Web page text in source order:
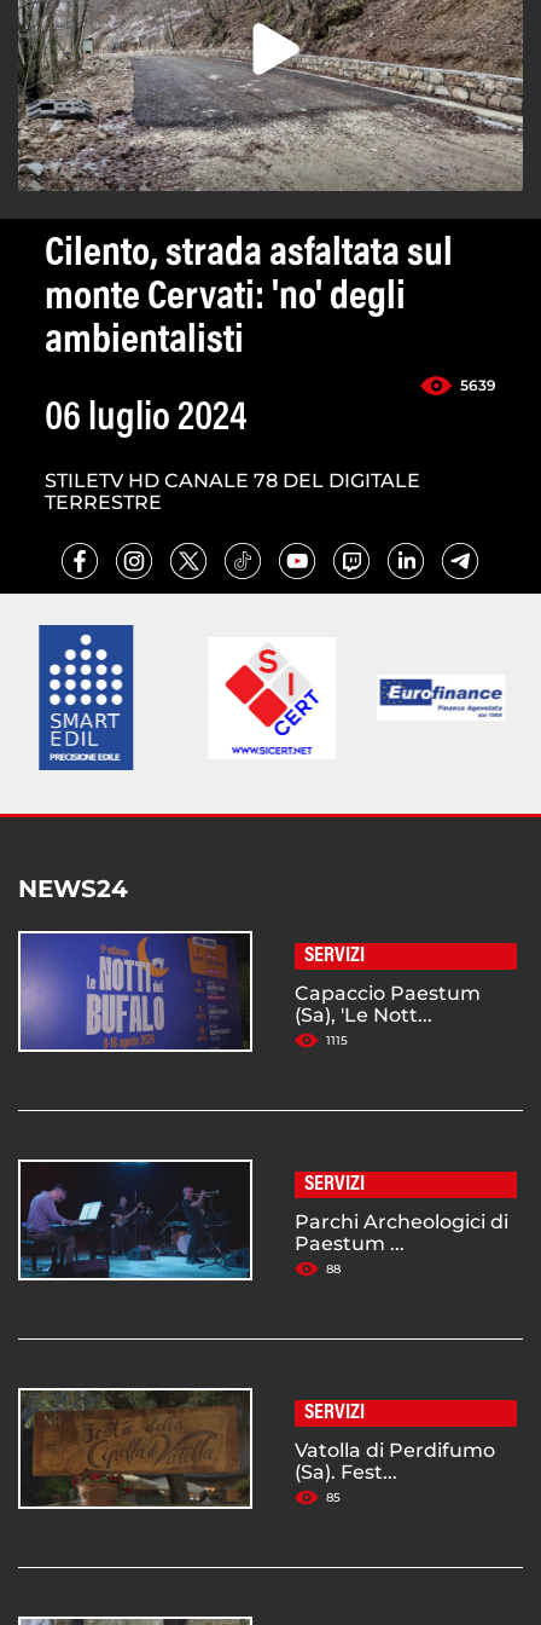
Cilento, strada asfaltata sul
monte Cervati: 'no' degli
ambientalisti
5639
06 luglio 2024
STILETV HD CANALE 78 DEL DIGITALE
TERRESTRE
NEWS24
SERVIZI
Capaccio Paestum
(Sa), 'Le Nott...
1115
SERVIZI
Parchi Archeologici di
Paestum ...
88
SERVIZI
Vatolla di Perdifumo
(Sa). Fest...
85